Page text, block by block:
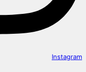
Instagram